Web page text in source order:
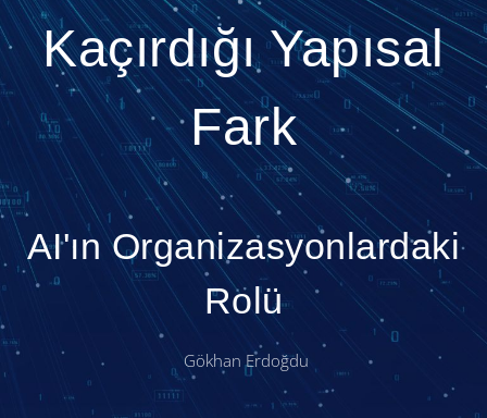
Kaçırdığı Yapısal
Fark
AI'ın Organizasyonlardaki
Rolü
Gökhan Erdoğdu